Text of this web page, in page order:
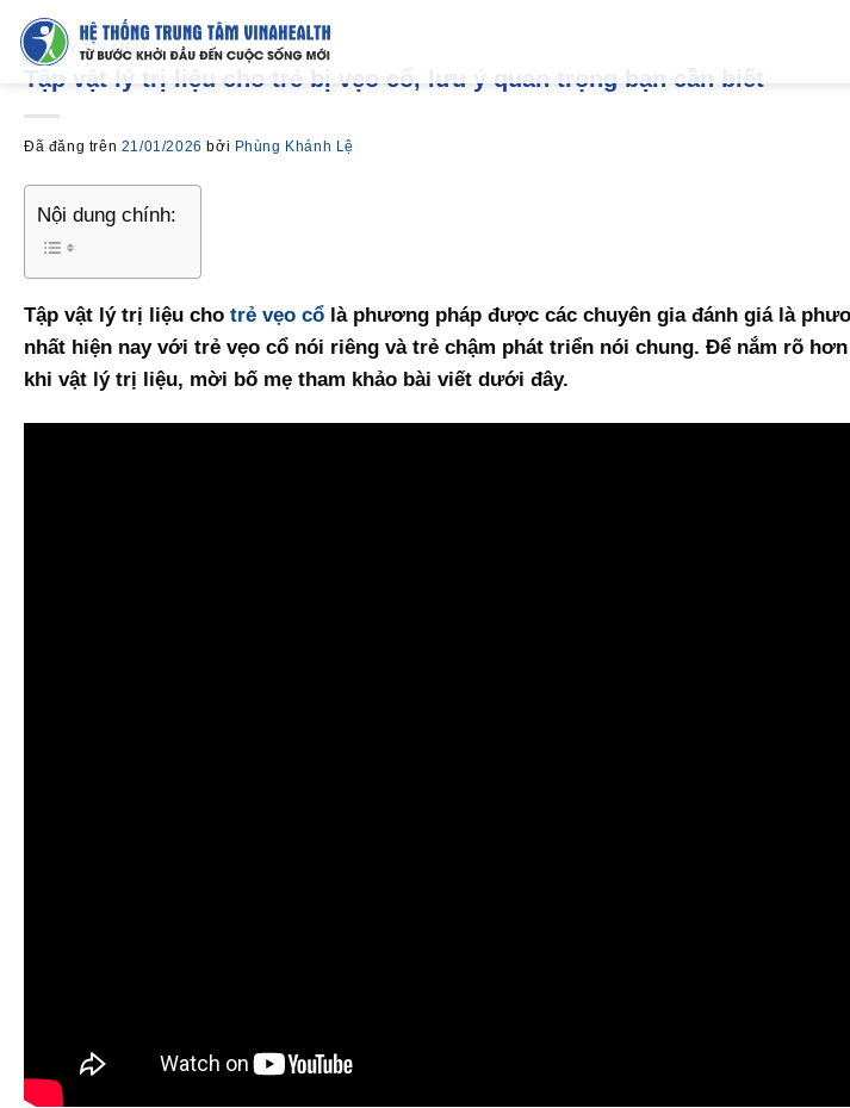
Chuyển
đến
dung
VẬT LÝ TRỊ LIỆU
Tập vật lý trị liệu cho trẻ bị vẹo cổ, lưu ý quan trọng bạn cần biết
Đã đăng trên 21/01/2026 bởi Phùng Khánh Lệ
Nội dung chính:
Tập vật lý trị liệu cho trẻ vẹo cổ là phương pháp được các chuyên gia đánh giá là
nhất hiện nay với trẻ vẹo cổ nói riêng và trẻ chậm phát triển nói chung. Để nắm rõ
khi vật lý trị liệu, mời bố mẹ tham khảo bài viết dưới đây.